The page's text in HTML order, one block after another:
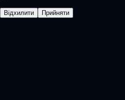
Відхилити Прийняти